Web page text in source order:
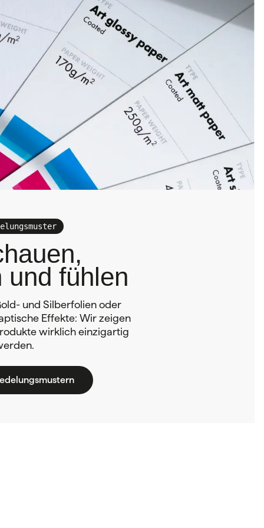
und fühlen
und Silberfolien oder
Effekte: Wir zeigen
wirklich einzigartig